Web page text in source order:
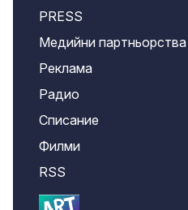
PRESS
Медийни партньорства
Реклама
Радио
Списание
Филми
RSS